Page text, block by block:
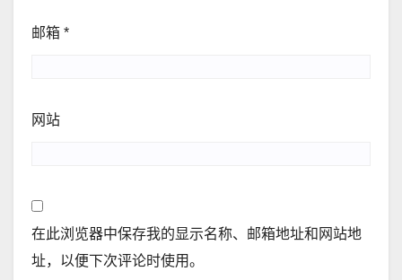
邮箱 *
网站
在此浏览器中保存我的显示名称、邮箱地址和网站地
址，以便下次评论时使用。